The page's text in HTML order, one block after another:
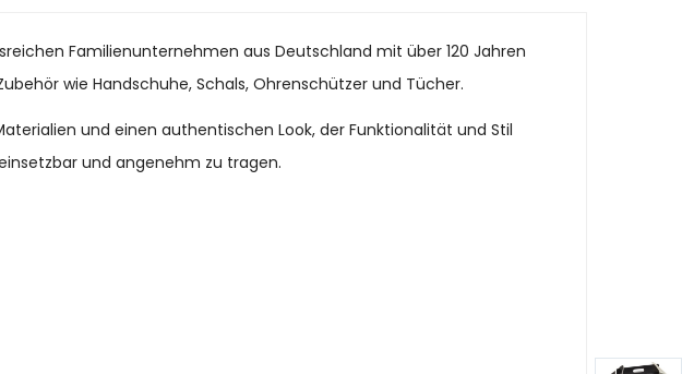
Familienunternehmen aus Deutschland mit über 120 Jahren
wie Handschuhe, Schals, Ohrenschützer und Tücher.
und einen authentischen Look, der Funktionalität und Stil
und angenehm zu tragen.